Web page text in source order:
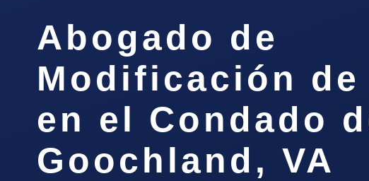
Abogado de
Modificación
en el Condado
Goochland, VA